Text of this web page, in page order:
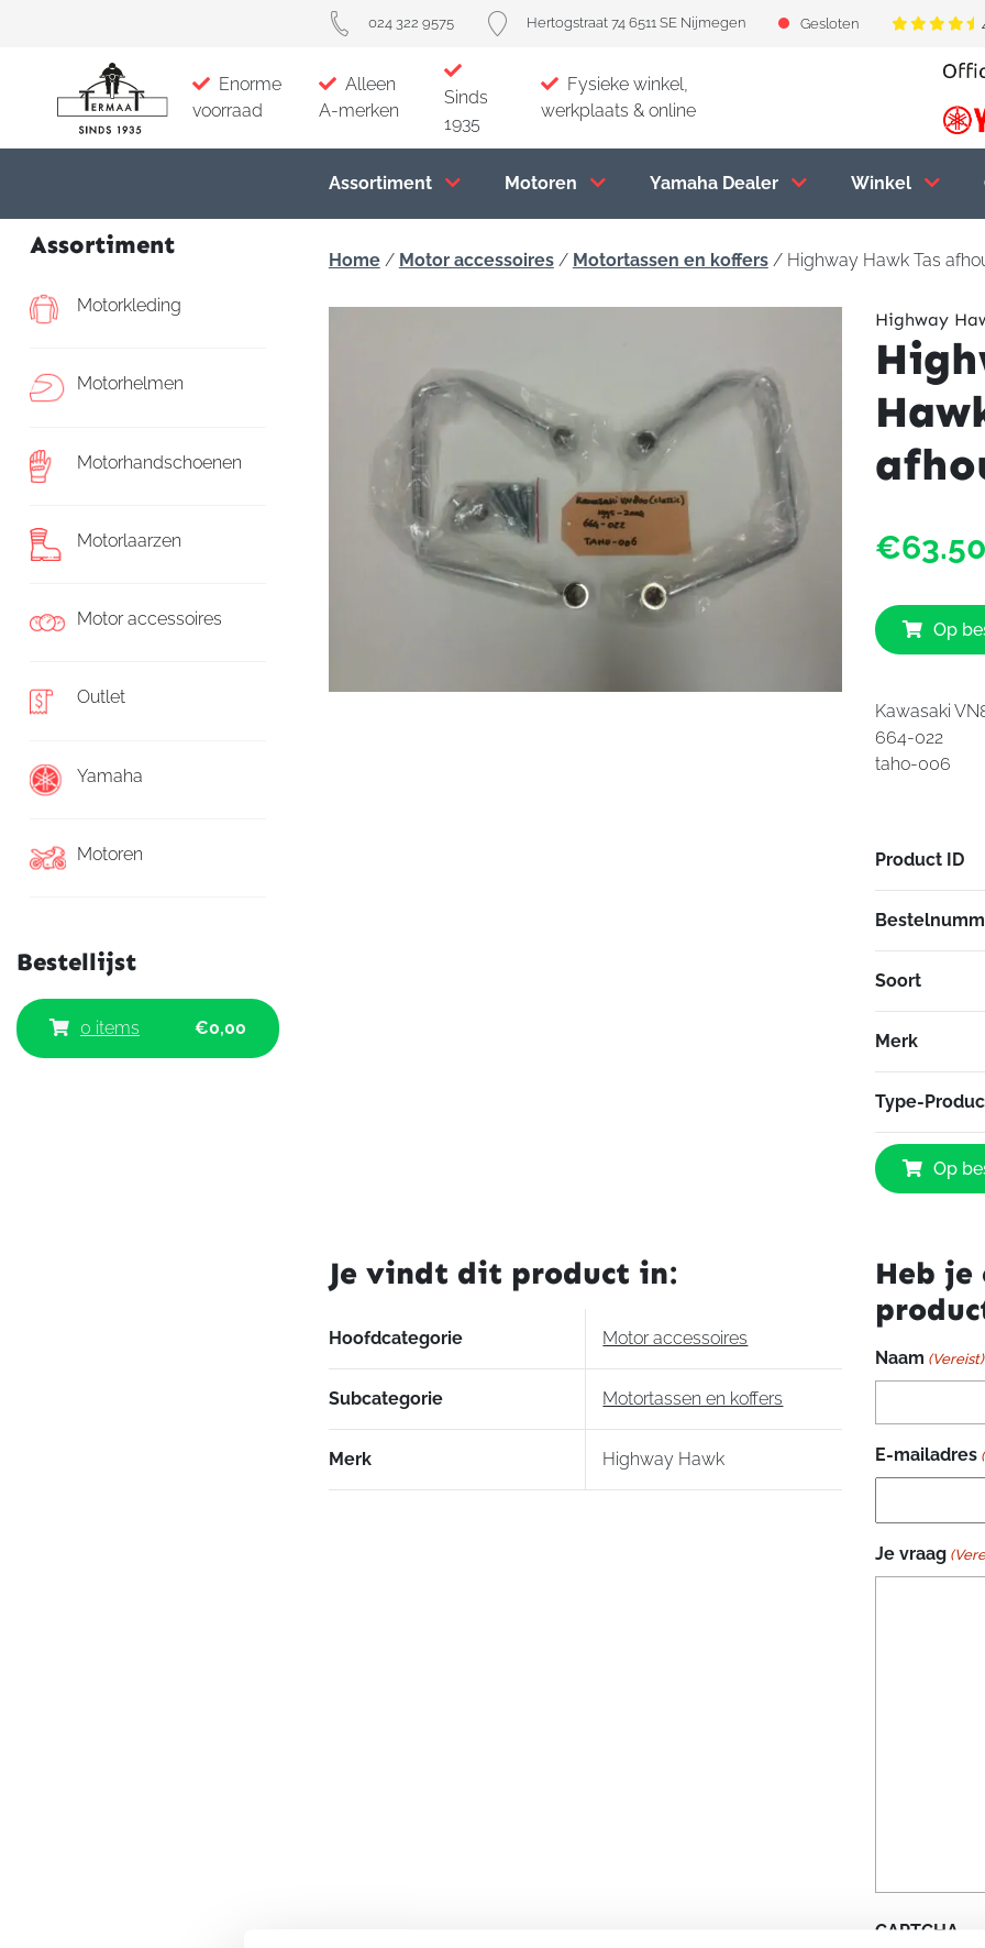
024 322 9575 Hertogstraat 74 6511 SE Nijmegen Gesloten
Enorme
voorraad
Alleen
A-merken
Sinds
1935
Fysieke winkel,
werkplaats & online
Assortiment Motoren Yamaha Dealer Winkel
Assortiment
Motorkleding
Motorhelmen
Motorhandschoenen
Motorlaarzen
Motor accessoires
Outlet
Yamaha
Motoren
Bestellijst
0 items €0,00
Home/ Motor accessoires/ Motortassen en koffers/ Highway Hawk Tas
Highway
Op
Kawasaki
664-022
taho-006
Product ID
Soort
Merk
Type-
Highway
Hawk
Tas
Op
Je vindt dit product in:
Hoofdcategorie Motor accessoires
Subcategorie Motortassen en koffers
Merk Highway Hawk
Heb
Naam (Vereist)
E-mailadres
Je vraag
CAPTCHA